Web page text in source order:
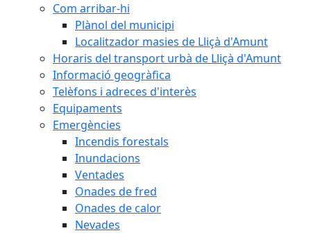
Com arribar-hi
Plànol del municipi
Localitzador masies de Lliçà d'Amunt
Horaris del transport urbà de Lliçà d'Amunt
Informació geogràfica
Telèfons i adreces d'interès
Equipaments
Emergències
Incendis forestals
Inundacions
Ventades
Onades de fred
Onades de calor
Nevades